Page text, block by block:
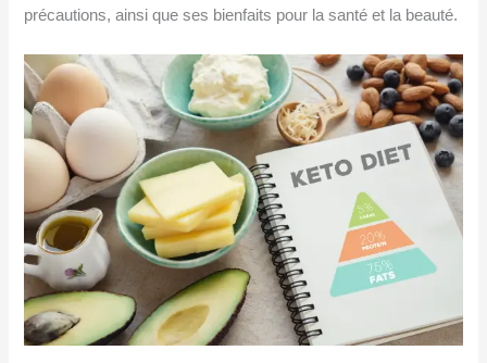
précautions, ainsi que ses bienfaits pour la santé et la beauté.